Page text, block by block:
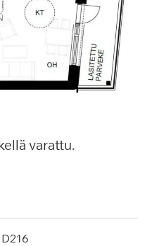
varattu.
D216